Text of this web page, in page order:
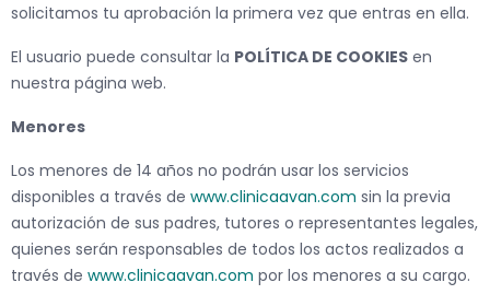
solicitamos tu aprobación la primera vez que entras en ella.
El usuario puede consultar la POLÍTICA DE COOKIES en
nuestra página web.
Menores
Los menores de 14 años no podrán usar los servicios
disponibles a través de www.clinicaavan.com sin la previa
autorización de sus padres, tutores o representantes legales,
quienes serán responsables de todos los actos realizados a
través de www.clinicaavan.com por los menores a su cargo.